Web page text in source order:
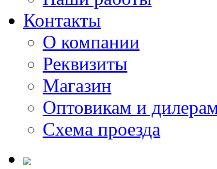
Контакты
О компании
Реквизиты
Магазин
Оптовикам и
Схема проезда